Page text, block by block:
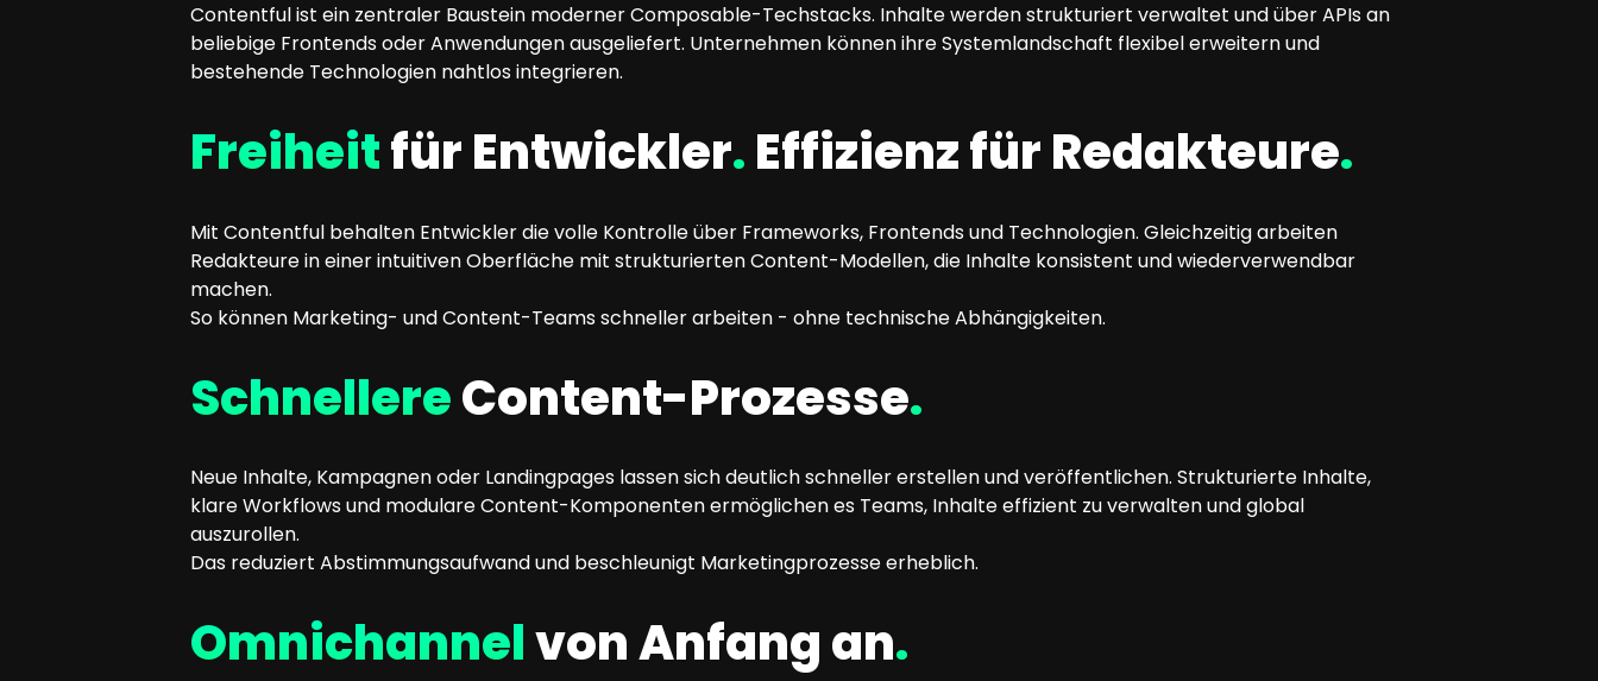
Contentful ist ein zentraler Baustein moderner Composable-Techstacks. Inhalte werden strukturiert verwaltet und über APIs an
beliebige Frontends oder Anwendungen ausgeliefert. Unternehmen können ihre Systemlandschaft flexibel erweitern und
bestehende Technologien nahtlos integrieren.
Freiheitfür Entwickler.Effizienz für Redakteure.
Mit Contentful behalten Entwickler die volle Kontrolle über Frameworks, Frontends und Technologien. Gleichzeitig arbeiten
Redakteure in einer intuitiven Oberfläche mit strukturierten Content-Modellen, die Inhalte konsistent und wiederverwendbar
machen.
So können Marketing- und Content-Teams schneller arbeiten - ohne technische Abhängigkeiten.
SchnellereContent-Prozesse.
Neue Inhalte, Kampagnen oder Landingpages lassen sich deutlich schneller erstellen und veröffentlichen. Strukturierte Inhalte,
klare Workflows und modulare Content-Komponenten ermöglichen es Teams, Inhalte effizient zu verwalten und global
auszurollen.
Das reduziert Abstimmungsaufwand und beschleunigt Marketingprozesse erheblich.
Omnichannelvon Anfang an.